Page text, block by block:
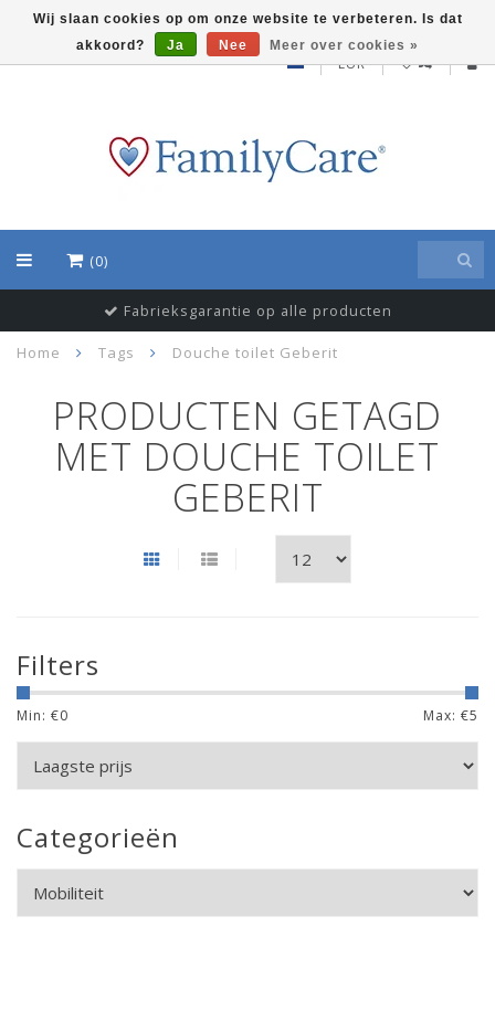
EUR
(0)
Fabrieksgarantie op alle producten
Home Tags Douche toilet Geberit
PRODUCTEN GETAGD
MET DOUCHE TOILET
GEBERIT
Filters
Min: €0 Max: €5
Categorieën
Wij slaan cookies op om onze website te verbeteren. Is dat
akkoord?
Ja Nee Meer over cookies »